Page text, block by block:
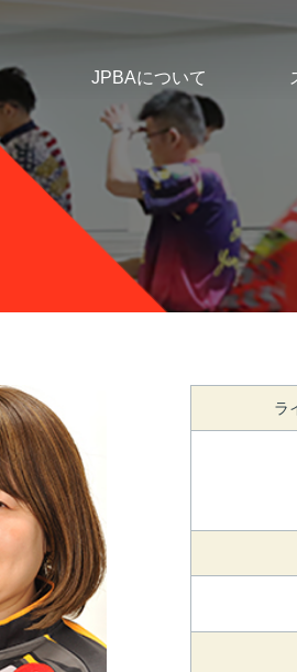
JPBAについて
ラ